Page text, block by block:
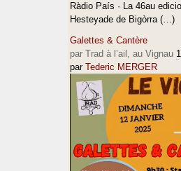
Ràdio País · La 46au
Hesteyade de Bigòrra (…)
Galettes & Cantère
par Trad à l’ail, au Vignau
par Tederic MERGER